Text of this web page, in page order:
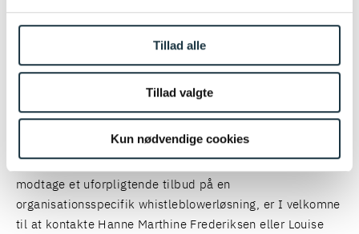
Tillad alle
Tillad valgte
Kun nødvendige cookies
retningslinjer for at sikre compliance,
varetagelse af driften af jeres
whistleblowerordning,
løbende screening af indberetninger og feedback
til indberettere.
modtage et uforpligtende tilbud på en
organisationsspecifik whistleblowerløsning, er I velkomne
til at kontakte Hanne Marthine Frederiksen eller Louise